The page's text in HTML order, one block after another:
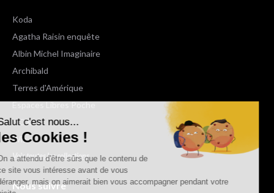
Salut c'est nous...
les Cookies !
On a attendu d'être sûrs que le contenu de
ce site vous intéresse avant de vous
déranger, mais on aimerait bien vous accompagner pendant votre
Koda
Agatha Raisin enquête
Albin Michel Imaginaire
Archibald
Terres d'Amérique
Espaces Libres Poche
NOX
Wiz
Voir toutes les collections
Nous suivre